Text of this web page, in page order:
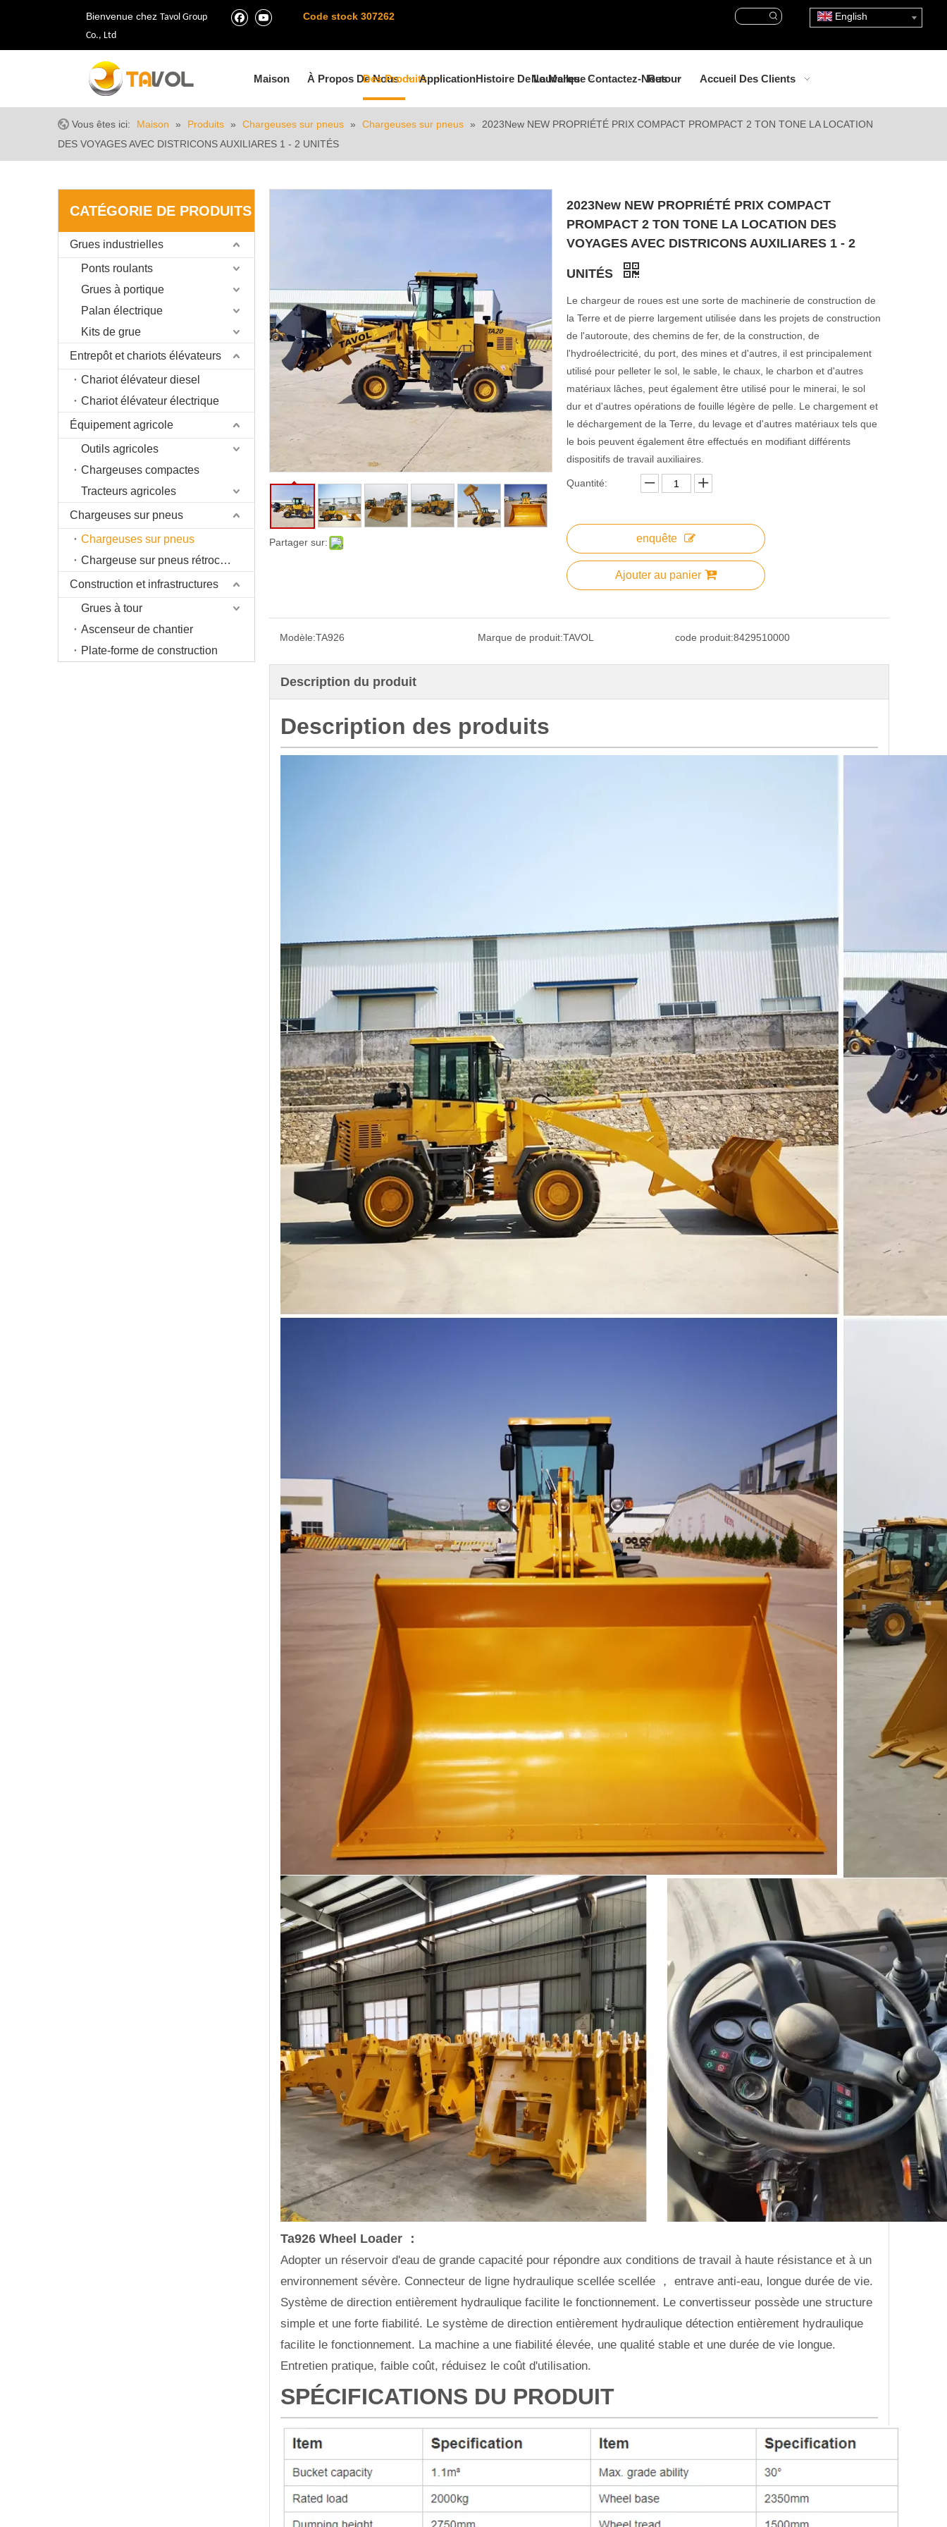
Bienvenue chez Tavol Group
Co., Ltd
Code stock 307262 English
Maison À Propos De Nous
Des ProduitsApplicationHistoire De La Marque
Nouvelles Contactez-Nous
Retour Accueil Des Clients
Vous êtes ici: Maison » Produits » Chargeuses sur pneus » Chargeuses sur pneus »
2023New NEW PROPRIÉTÉ PRIX COMPACT PROMPACT 2 TON TONE LA LOCATION
DES VOYAGES AVEC DISTRICONS AUXILIARES 1 - 2 UNITÉS
CATÉGORIE DE PRODUITS
Grues industrielles
Ponts roulants
Grues à portique
Palan électrique
Kits de grue
Entrepôt et chariots élévateurs
Chariot élévateur diesel
Chariot élévateur électrique
Équipement agricole
Outils agricoles
Chargeuses compactes
Tracteurs agricoles
Chargeuses sur pneus
Chargeuses sur pneus
Chargeuse sur pneus rétrocaveuse
Construction et infrastructures
Grues à tour
Ascenseur de chantier
Plate-forme de construction
Partager sur:
2023New NEW PROPRIÉTÉ PRIX COMPACT
PROMPACT 2 TON TONE LA LOCATION DES
VOYAGES AVEC DISTRICONS AUXILIARES 1 - 2
UNITÉS
Le chargeur de roues est une sorte de machinerie de construction de
la Terre et de pierre largement utilisée dans les projets de construction
de l'autoroute, des chemins de fer, de la construction, de
l'hydroélectricité, du port, des mines et d'autres, il est principalement
utilisé pour pelleter le sol, le sable, le chaux, le charbon et d'autres
matériaux lâches, peut également être utilisé pour le minerai, le sol
dur et d'autres opérations de fouille légère de pelle. Le chargement et
le déchargement de la Terre, du levage et d'autres matériaux tels que
le bois peuvent également être effectués en modifiant différents
dispositifs de travail auxiliaires.
Quantité:
enquête
Ajouter au panier
Modèle:TA926 Marque de produit:TAVOL code produit:8429510000
Description du produit
Description des produits
Ta926 Wheel Loader ：
Adopter un réservoir d'eau de grande capacité pour répondre aux conditions de travail à haute résistance et à un
environnement sévère. Connecteur de ligne hydraulique scellée scellée ， entrave anti-eau, longue durée de vie.
Système de direction entièrement hydraulique facilite le fonctionnement. Le convertisseur possède une structure
simple et une forte fiabilité. Le système de direction entièrement hydraulique détection entièrement hydraulique
facilite le fonctionnement. La machine a une fiabilité élevée, une qualité stable et une durée de vie longue.
Entretien pratique, faible coût, réduisez le coût d'utilisation.
SPÉCIFICATIONS DU PRODUIT